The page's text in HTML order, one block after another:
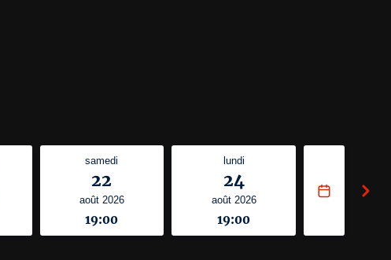
samedi
22
août 2026
19:00
lundi
24
août 2026
19:00